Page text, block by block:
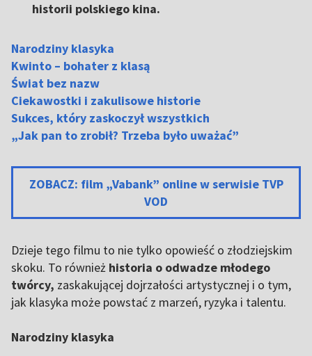
historii polskiego kina.
Narodziny klasyka
Kwinto – bohater z klasą
Świat bez nazw
Ciekawostki i zakulisowe historie
Sukces, który zaskoczył wszystkich
„Jak pan to zrobił? Trzeba było uważać”
ZOBACZ: film „Vabank” online w serwisie TVP
VOD
Dzieje tego filmu to nie tylko opowieść o złodziejskim
skoku. To również historia o odwadze młodego
twórcy, zaskakującej dojrzałości artystycznej i o tym,
jak klasyka może powstać z marzeń, ryzyka i talentu.
Narodziny klasyka